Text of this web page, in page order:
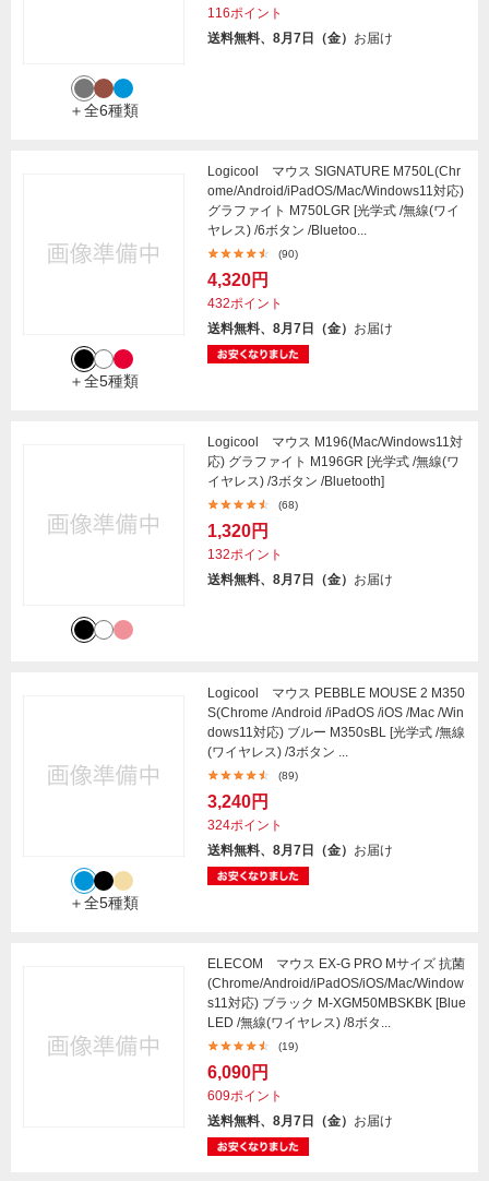
＋全6種類
116ポイント
送料無料、8月7日（金） お届け
＋全5種類
Logicool マウス SIGNATURE M750L(Chr
ome/Android/iPadOS/Mac/Windows11対応)
グラファイト M750LGR [光学式 /無線(ワイ
ヤレス) /6ボタン /Bluetoo...
(90)
4,320円
432ポイント
送料無料、8月7日（金） お届け
Logicool マウス M196(Mac/Windows11対
応) グラファイト M196GR [光学式 /無線(ワ
イヤレス) /3ボタン /Bluetooth]
(68)
1,320円
132ポイント
送料無料、8月7日（金） お届け
＋全5種類
Logicool マウス PEBBLE MOUSE 2 M350
S(Chrome /Android /iPadOS /iOS /Mac /Win
dows11対応) ブルー M350sBL [光学式 /無線
(ワイヤレス) /3ボタン ...
(89)
3,240円
324ポイント
送料無料、8月7日（金） お届け
ELECOM マウス EX-G PRO Mサイズ 抗菌
(Chrome/Android/iPadOS/iOS/Mac/Window
s11対応) ブラック M-XGM50MBSKBK [Blue
LED /無線(ワイヤレス) /8ボタ...
(19)
6,090円
609ポイント
送料無料、8月7日（金） お届け